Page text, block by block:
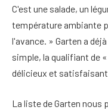
C'est une salade, un
température ambiante
l'avance. » Garten a
simple, la qualifiant de
délicieux et satisfaisant
La liste de Garten nous